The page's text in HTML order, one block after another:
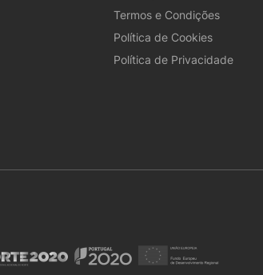
Termos e Condições
Política de Cookies
Política de Privacidade